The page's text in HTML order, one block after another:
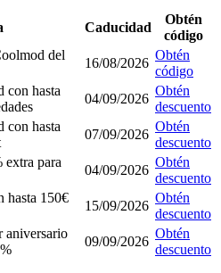
Caducidad
Obtén
código
del
16/08/2026
Obtén
código
con hasta
04/09/2026
Obtén
descuento
con hasta
07/09/2026
Obtén
descuento
extra para
04/09/2026
Obtén
descuento
hasta 150€
15/09/2026
Obtén
descuento
aniversario
09/09/2026
Obtén
descuento